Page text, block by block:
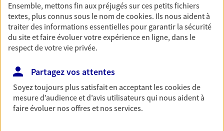
Épargne
Réalisez vos projets grâce à votre épargne : achat
immobilier, études des enfants ou voyage autour
du monde… Épargnez à votre rythme et
simplement, selon votre profil.
Découvrir les offres Épargne
Ensemble, mettons fin aux préjugés sur ces petits fichiers
textes, plus connus sous le nom decookies. Ils nous aident à
traiter des informations essentielles pour garantir la sécurité
du site et faire évoluer votre expérience en ligne, dans le
respect de votre vie privée.
Partagez vos attentes
Soyez toujours plus satisfait en acceptant lescookiesde
mesure d’audience et d’avis utilisateurs qui nous aident à
faire évoluer nos offres et nos services.